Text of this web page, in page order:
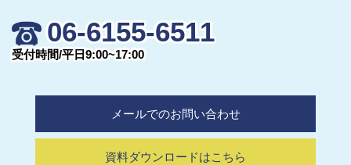
06-6155-6511
受付時間/平日9:00~17:00
メールでのお問い合わせ
資料ダウンロードはこちら